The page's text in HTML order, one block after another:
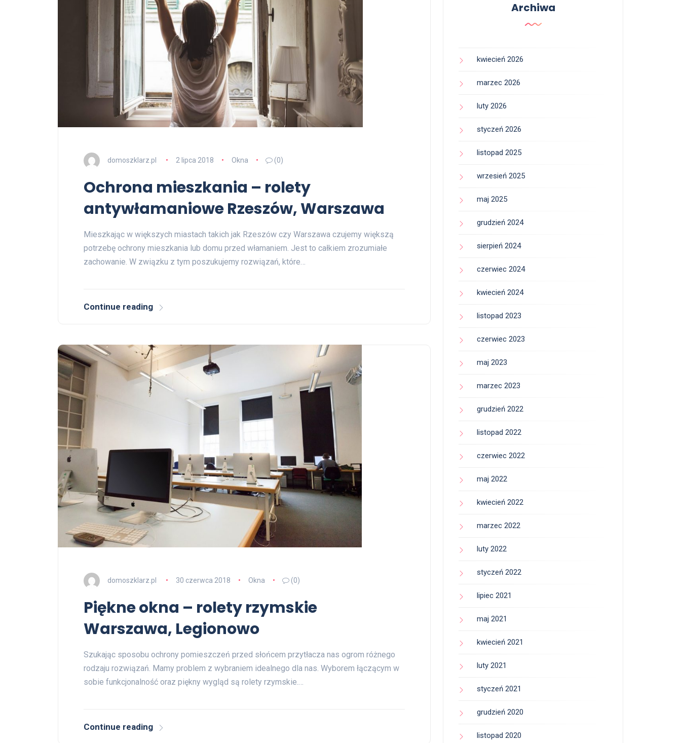
domoszklarz.pl 2 lipca 2018 Okna (0)
Ochrona mieszkania – rolety
antywłamaniowe Rzeszów, Warszawa
Mieszkając w większych miastach takich jak Rzeszów czy Warszawa czujemy większą
potrzebę ochrony mieszkania lub domu przed włamaniem. Jest to całkiem zrozumiałe
zachowanie. W związku z tym poszukujemy rozwiązań, które…
Continue reading
domoszklarz.pl 30 czerwca 2018 Okna (0)
Piękne okna – rolety rzymskie
Warszawa, Legionowo
Szukając sposobu ochrony pomieszczeń przed słońcem przytłacza nas ogrom różnego
rodzaju rozwiązań. Mamy problem z wybraniem idealnego dla nas. Wyborem łączącym w
sobie funkcjonalność oraz piękny wygląd są rolety rzymskie.…
Continue reading
Archiwa
kwiecień 2026
marzec 2026
luty 2026
styczeń 2026
listopad 2025
wrzesień 2025
maj 2025
grudzień 2024
sierpień 2024
czerwiec 2024
kwiecień 2024
listopad 2023
czerwiec 2023
maj 2023
marzec 2023
grudzień 2022
listopad 2022
czerwiec 2022
maj 2022
kwiecień 2022
marzec 2022
luty 2022
styczeń 2022
lipiec 2021
maj 2021
kwiecień 2021
luty 2021
styczeń 2021
grudzień 2020
listopad 2020